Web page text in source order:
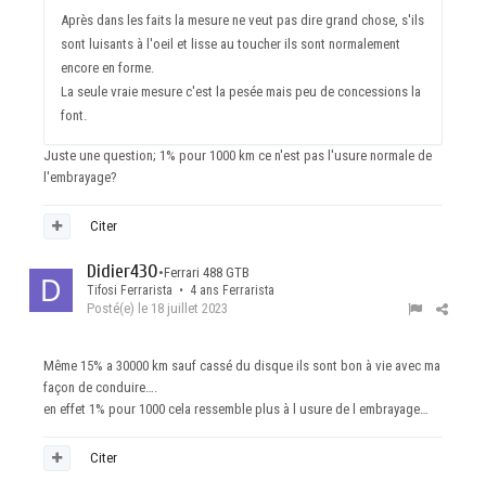
Après dans les faits la mesure ne veut pas dire grand chose, s'ils
sont luisants à l'oeil et lisse au toucher ils sont normalement
encore en forme.
La seule vraie mesure c'est la pesée mais peu de concessions la
font.
Juste une question; 1% pour 1000 km ce n'est pas l'usure normale de
l'embrayage?
Citer
Didier430•Ferrari 488 GTB
Tifosi Ferrarista • 4 ans Ferrarista
Posté(e) le 18 juillet 2023
Même 15% a 30000 km sauf cassé du disque ils sont bon à vie avec ma
façon de conduire….
en effet 1% pour 1000 cela ressemble plus à l usure de l embrayage…
Citer